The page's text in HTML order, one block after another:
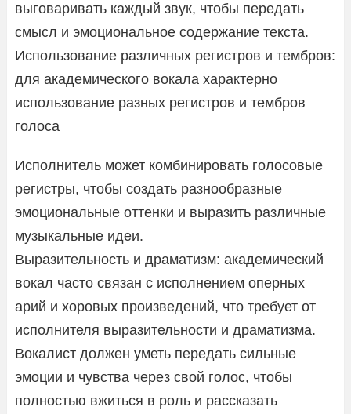
выговаривать каждый звук, чтобы передать
смысл и эмоциональное содержание текста.
Использование различных регистров и тембров:
для академического вокала характерно
использование разных регистров и тембров
голоса
Исполнитель может комбинировать голосовые
регистры, чтобы создать разнообразные
эмоциональные оттенки и выразить различные
музыкальные идеи.
Выразительность и драматизм: академический
вокал часто связан с исполнением оперных
арий и хоровых произведений, что требует от
исполнителя выразительности и драматизма.
Вокалист должен уметь передать сильные
эмоции и чувства через свой голос, чтобы
полностью вжиться в роль и рассказать